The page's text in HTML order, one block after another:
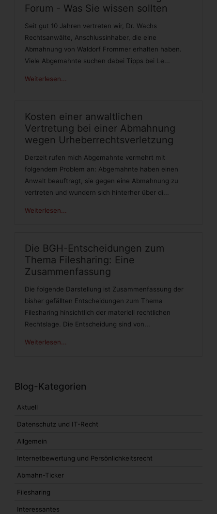
Forum - Was Sie wissen sollten
Seit gut 10 Jahren vertreten wir, Dr. Wachs
Rechtsanwälte, Anschlussinhaber, die eine
Abmahnung von Waldorf Frommer erhalten haben.
Viele Abgemahnte suchen dabei Tipps bei Le...
Weiterlesen...
Kosten einer anwaltlichen
Vertretung bei einer Abmahnung
wegen Urheberrechtsverletzung
Derzeit rufen mich Abgemahnte vermehrt mit
folgendem Problem an: Abgemahnte haben einen
Anwalt beauftragt, sie gegen eine Abmahnung zu
vertreten und wundern sich hinterher über di...
Weiterlesen...
Die BGH-Entscheidungen zum
Thema Filesharing: Eine
Zusammenfassung
Die folgende Darstellung ist Zusammenfassung der
bisher gefällten Entscheidungen zum Thema
Filesharing hinsichtlich der materiell rechtlichen
Rechtslage. Die Entscheidung sind von...
Weiterlesen...
Blog-Kategorien
Aktuell
Datenschutz und IT-Recht
Allgemein
Internetbewertung und Persönlichkeitsrecht
Abmahn-Ticker
Filesharing
Interessantes